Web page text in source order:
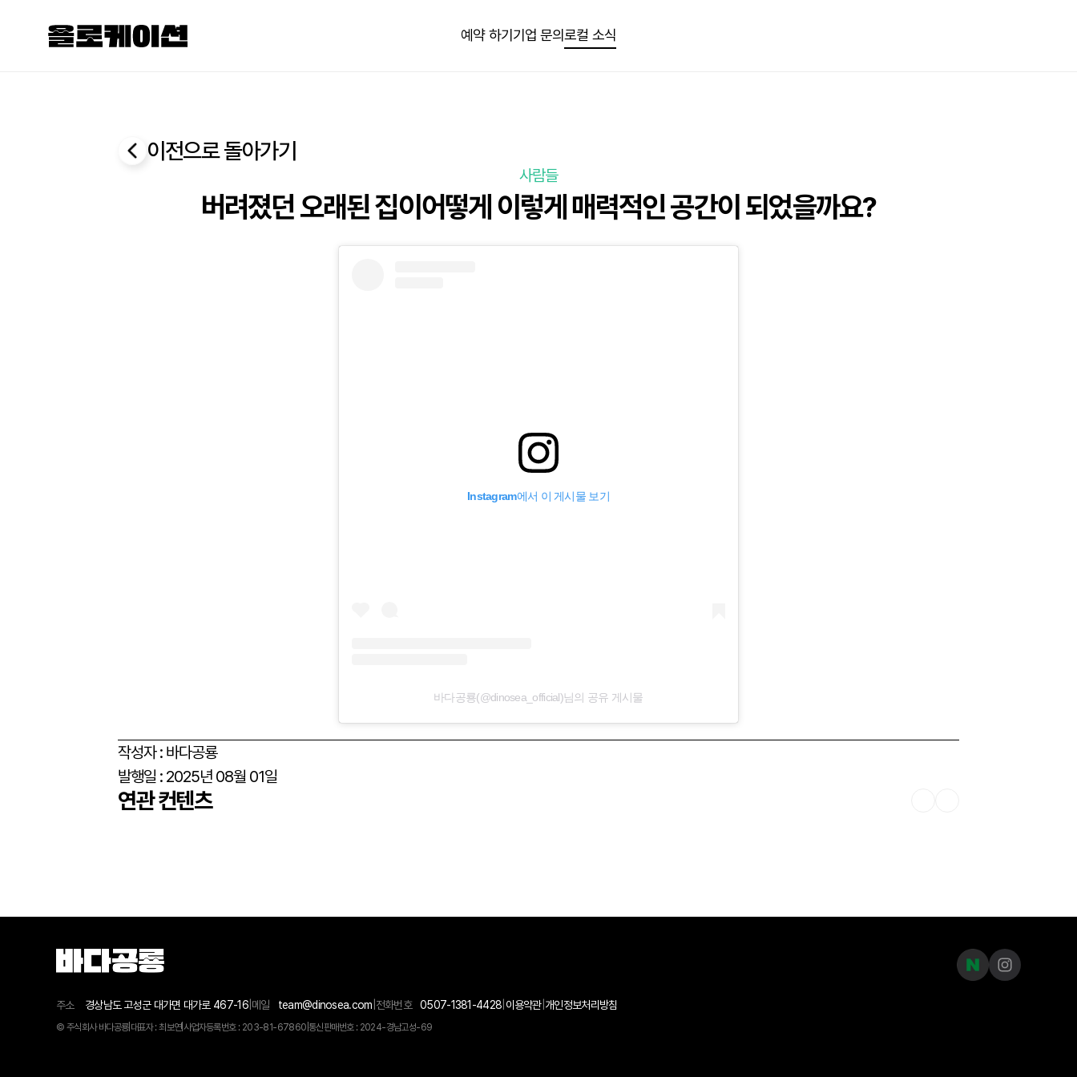
예약 하기기업 문의로컬 소식
이전으로 돌아가기
사람들
버려졌던 오래된 집이어떻게 이렇게 매력적인 공간이 되었을까요?
Instagram에서 이 게시물 보기
바다공룡(@dinosea_official)님의 공유 게시물
작성자 : 바다공룡
발행일 : 2025년 08월 01일
연관 컨텐츠
주소 경상남도 고성군 대가면 대가로 467-16| 메일 team@dinosea.com 전화번호 0507-1381-4428 이용약관| 개인정보처리방침
© 주식회사 바다공룡| 대표자 : 최보연|사업자등록번호 : 203-81-67860 |통신판매번호 : 2024-경남고성-69